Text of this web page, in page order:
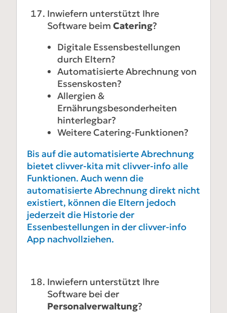
Inwiefern unterstützt Ihre
Software beim Catering?
Digitale Essensbestellungen
durch Eltern?
Automatisierte Abrechnung von
Essenskosten?
Allergien &
Ernährungsbesonderheiten
hinterlegbar?
Weitere Catering-Funktionen?
Bis auf die automatisierte Abrechnung
bietet clivver-kita mit clivver-info alle
Funktionen. Auch wenn die
automatisierte Abrechnung direkt nicht
existiert, können die Eltern jedoch
jederzeit die Historie der
Essenbestellungen in der clivver-info
App nachvollziehen.
Inwiefern unterstützt Ihre
Software bei der
Personalverwaltung?